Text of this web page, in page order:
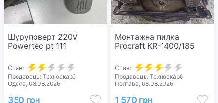
Шуруповерт 220V
Powertec pt 111
Стан:
Продавець: Техноскарб
Одеса, 08.08.2026
350 грн
Монтажна пилка
Procraft KR-1400/185
Стан:
Продавець: Техноскарб
Полтава, 08.08.2026
1 570 грн